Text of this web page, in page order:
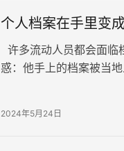
个人档案在手里变
许多流动人员都会面临
惑：他手上的档案被当
人事档案。
2024年5月24日